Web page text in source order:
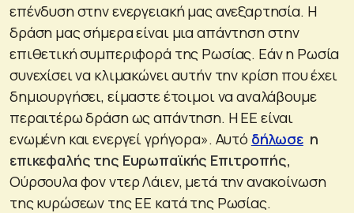
επένδυση στην ενεργειακή μας ανεξαρτησία. Η
δράση μας σήμερα είναι μια απάντηση στην
επιθετική συμπεριφορά της Ρωσίας. Εάν η Ρωσία
συνεχίσει να κλιμακώνει αυτήν την κρίση που έχει
δημιουργήσει, είμαστε έτοιμοι να αναλάβουμε
περαιτέρω δράση ως απάντηση. Η ΕΕ είναι
ενωμένη και ενεργεί γρήγορα». Αυτό δήλωσεη
επικεφαλής της Ευρωπαϊκής Επιτροπής,
Ούρσουλα φον ντερ Λάιεν, μετά την ανακοίνωση
της κυρώσεων της ΕΕ κατά της Ρωσίας.